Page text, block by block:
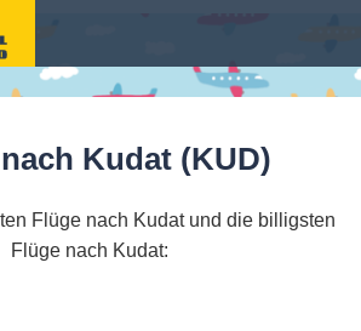
Kudat (KUD)
Flüge nach Kudat und die billigsten
Flüge nach Kudat: